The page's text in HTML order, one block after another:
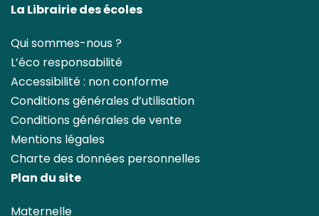
La Librairie des écoles
Qui sommes-nous ?
L’éco responsabilité
Accessibilité : non conforme
Conditions générales d’utilisation
Conditions générales de vente
Mentions légales
Charte des données personnelles
Plan du site
Maternelle